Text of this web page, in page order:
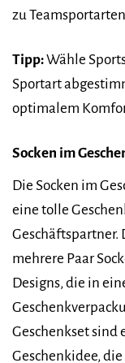
zu
Tipp:Wähle
Sportart
optimalem
Socken im
Die Socken im
eine tolle
Geschäftspartner.
mehrere Paar
Designs, die in
Geschenkset sind
Geschenkidee,